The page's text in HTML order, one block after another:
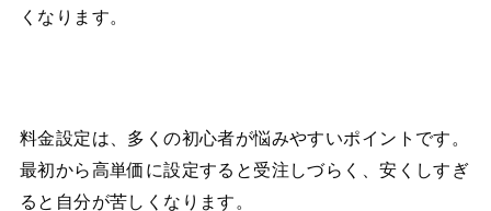
くなります。
料金設定は、多くの初心者が悩みやすいポイントです。
最初から高単価に設定すると受注しづらく、安くしすぎ
ると自分が苦しくなります。